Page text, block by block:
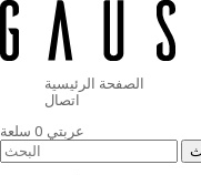
الصفحة الرئيسية
اتصال
عربتي 0 سلعة